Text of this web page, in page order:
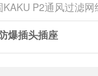
KAKU P2通风过滤
爆插头插座